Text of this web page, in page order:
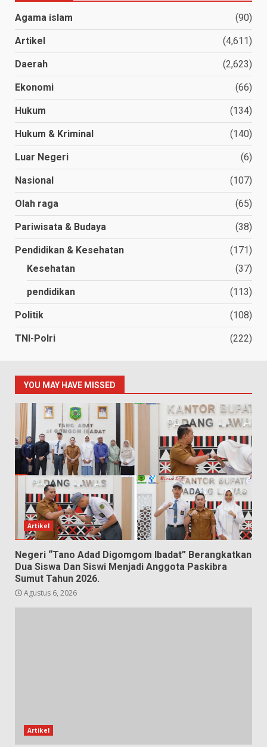
Agama islam (90)
Artikel (4,611)
Daerah (2,623)
Ekonomi (66)
Hukum (134)
Hukum & Kriminal (140)
Luar Negeri (6)
Nasional (107)
Olah raga (65)
Pariwisata & Budaya (38)
Pendidikan & Kesehatan
(171)
Kesehatan
(37)
pendidikan (113)
Politik (108)
TNI-Polri (222)
YOU MAY HAVE MISSED
Artikel
Negeri “Tano Adad Digomgom Ibadat” Berangkatkan
Dua Siswa Dan Siswi Menjadi Anggota Paskibra
Sumut Tahun 2026.
Agustus 6, 2026
Artikel